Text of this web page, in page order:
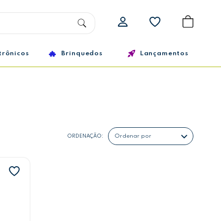
Brinquedos Lançamentos